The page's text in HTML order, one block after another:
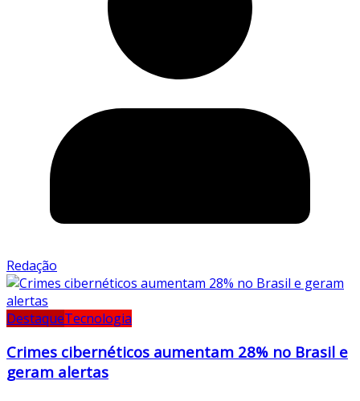
Redação
DestaqueTecnologia
Crimes cibernéticos aumentam 28% no Brasil e
geram alertas